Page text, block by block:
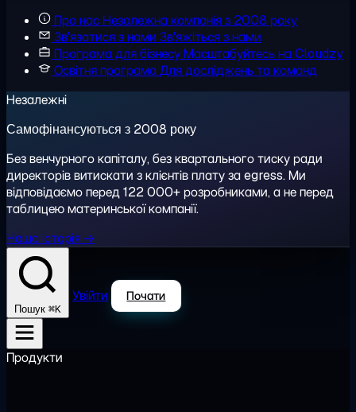
Про насНезалежна компанія з 2008 року
Зв'язатися з нами Зв'яжіться з нами
Програма для бізнесуМасштабуйтесь на Cloudzy
Освітня програмаДля досліджень та команд
Незалежні
Самофінансуються з 2008 року
Без венчурного капіталу, без квартального тиску ради
директорів витискати з клієнтів плату за egress. Ми
відповідаємо перед 122 000+ розробниками, а не перед
таблицею материнської компанії.
Наша історія →
Пошук ⌘K
Увійти Почати
Продукти